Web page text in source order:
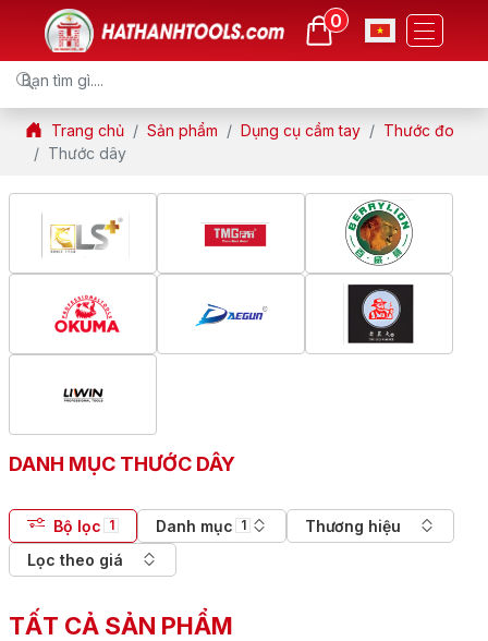
0
Trang chủ Sản phẩm Dụng cụ cầm tay
Thước đo
Thước dây
DANH MỤC THƯỚC DÂY
Bộ lọc 1 Danh mục 1
Thương hiệu
Lọc theo giá
TẤT CẢ SẢN PHẨM